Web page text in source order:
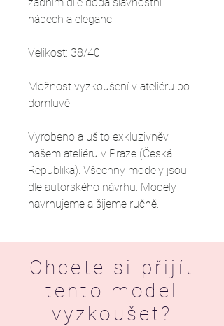
nádech a eleganci.
Velikost: 38/40
Možnost vyzkoušení v ateliéru po
domluvě.
Vyrobeno a ušito exkluzivněv
našem ateliéru v Praze (Česká
Republika). Všechny modely jsou
dle autorského návrhu. Modely
navrhujeme a šijeme ručně.
Chcete si přijít
tento model
vyzkoušet?